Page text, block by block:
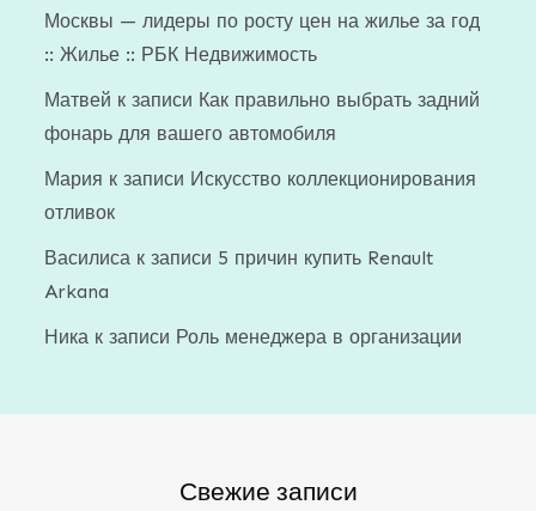
Москвы — лидеры по росту цен на жилье за год
:: Жилье :: РБК Недвижимость
Матвей к записи Как правильно выбрать задний
фонарь для вашего автомобиля
Мария к записи Искусство коллекционирования
отливок
Василиса к записи 5 причин купить Renault
Arkana
Ника к записи Роль менеджера в организации
Свежие записи